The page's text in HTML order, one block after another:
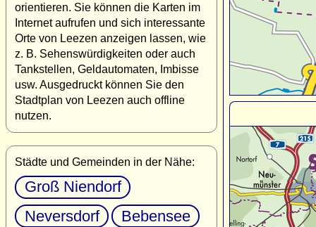
orientieren. Sie können die Karten im
Internet aufrufen und sich interessante
Orte von Leezen anzeigen lassen, wie
z. B. Sehenswürdigkeiten oder auch
Tankstellen, Geldautomaten, Imbisse
usw. Ausgedruckt können Sie den
Stadtplan von Leezen auch offline
nutzen.
Städte und Gemeinden in der Nähe:
Groß Niendorf
Neversdorf
Bebensee